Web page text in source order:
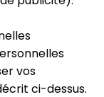
vos
ci-dessus.